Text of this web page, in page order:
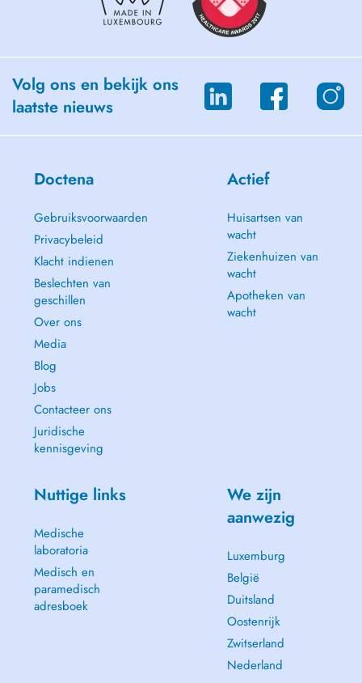
Volg ons en bekijk ons
laatste nieuws
Doctena
Gebruiksvoorwaarden
Privacybeleid
Klacht indienen
Beslechten van
geschillen
Over ons
Media
Blog
Jobs
Contacteer ons
Juridische
kennisgeving
Actief
Huisartsen van
wacht
Ziekenhuizen van
wacht
Apotheken van
wacht
Nuttige links
Medische
laboratoria
Medisch en
paramedisch
adresboek
We zijn
aanwezig
Luxemburg
België
Duitsland
Oostenrijk
Zwitserland
Nederland